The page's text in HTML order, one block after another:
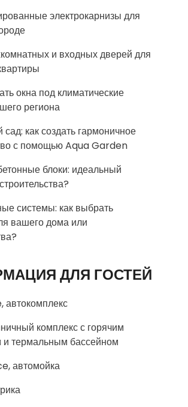
электрокарнизы для
и входных дверей для
окна под климатические
региона
как создать гармоничное
с помощью Aqua Garden
блоки: идеальный
системы: как выбрать
вашего дома или
ДЛЯ ГОСТЕЙ
автокомплекс
комплекс с горячим
и термальным бассейном
автомойка